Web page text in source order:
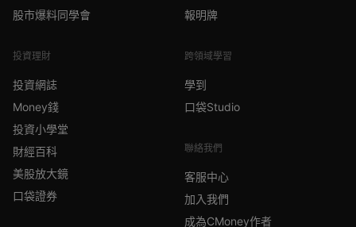
股市爆料同學會
投資理財
投資網誌
Money錢
投資小學堂
財經百科
美股放大鏡
口袋證券
報明牌
跨領域學習
學到
口袋Studio
聯絡我們
客服中心
加入我們
成為CMoney作者